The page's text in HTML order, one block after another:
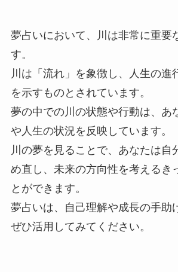
夢占いにおいて、川は非常に重要
す。
川は「流れ」を象徴し、人生の進
を示すものとされています。
夢の中での川の状態や行動は、あ
や人生の状況を反映しています。
川の夢を見ることで、あなたは自
め直し、未来の方向性を考えるき
とができます。
夢占いは、自己理解や成長の手助
ぜひ活用してみてください。